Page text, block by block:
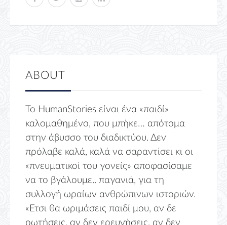
ABOUT
Το HumanStories είναι ένα «παιδί»
καλομαθημένο, που μπήκε… απότομα
στην άβυσσο του διαδικτύου. Δεν
πρόλαβε καλά, καλά να σαραντίσει κι οι
«πνευματικοί του γονείς» αποφασίσαμε
να το βγάλουμε.. παγανιά, για τη
συλλογή ωραίων ανθρώπινων ιστοριών.
«Ετσι θα ωριμάσεις παιδί μου, αν δε
ρωτήσεις, αν δεν ερευνήσεις, αν δεν